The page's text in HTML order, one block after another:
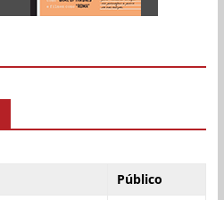
Público